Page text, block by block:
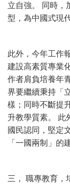
立自強。 同時，
型，為中國式現
此外，今年工作
建設高素質專業
作者肩負培養年
界要繼續秉持「
樣；同時不斷提
升教學質素。 此
國民認同，堅定
「一國兩制」的
三， 職專教育，